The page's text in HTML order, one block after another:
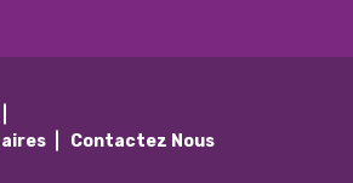
Contactez Nous